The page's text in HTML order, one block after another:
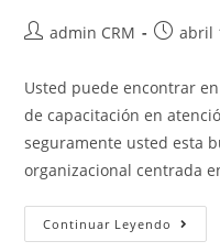
admin CRM abril
Usted puede encontrar
de capacitación en
seguramente usted esta
organizacional centrada
Continuar Leyendo